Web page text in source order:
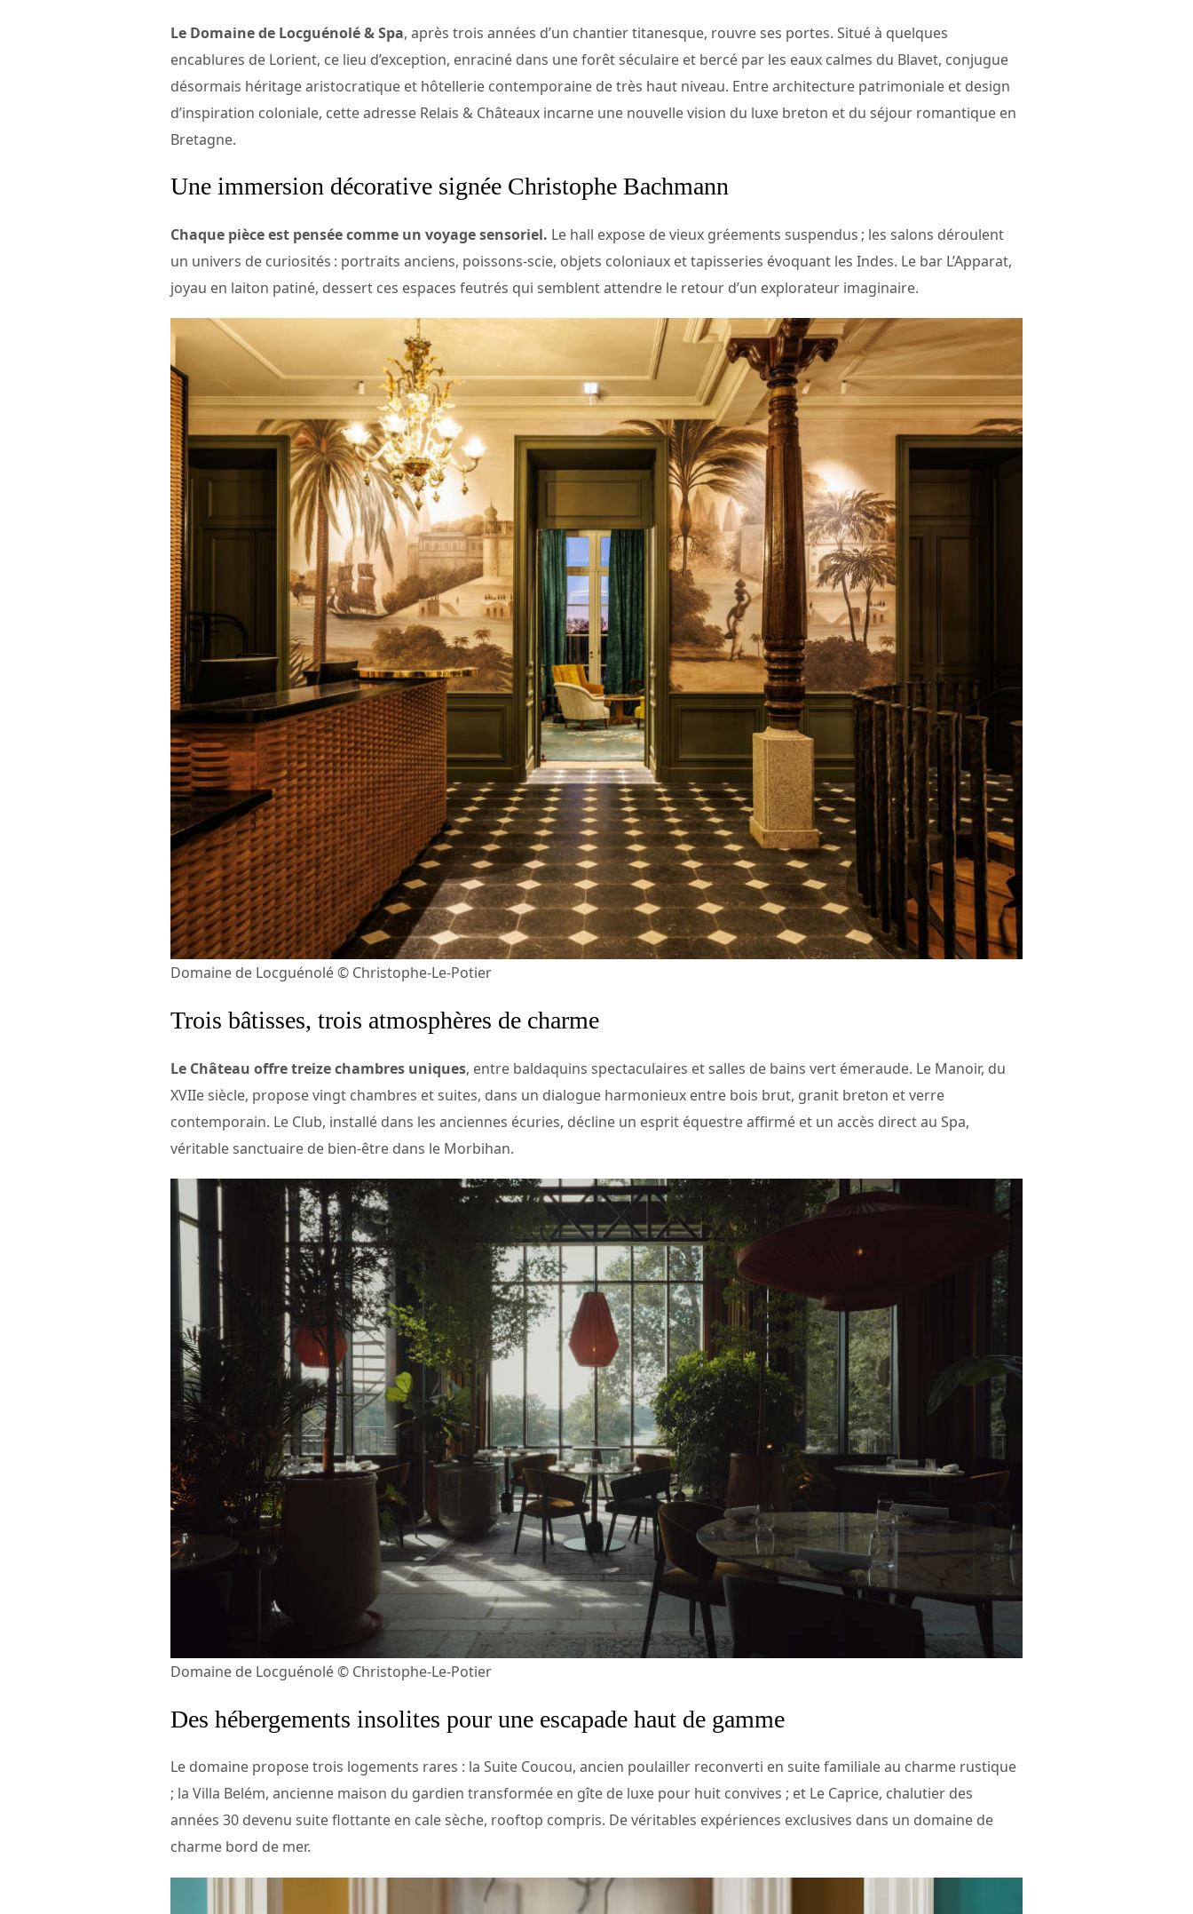
Le Domaine de Locguénolé & Spa, après trois années d’un chantier titanesque, rouvre ses portes. Situé à quelques
encablures de Lorient, ce lieu d’exception, enraciné dans une forêt séculaire et bercé par les eaux calmes du Blavet, conjugue
désormais héritage aristocratique et hôtellerie contemporaine de très haut niveau. Entre architecture patrimoniale et design
d’inspiration coloniale, cette adresse Relais & Châteaux incarne une nouvelle vision du luxe breton et du séjour romantique en
Bretagne.
Une immersion décorative signée Christophe Bachmann
Chaque pièce est pensée comme un voyage sensoriel. Le hall expose de vieux gréements suspendus ; les salons déroulent
un univers de curiosités : portraits anciens, poissons-scie, objets coloniaux et tapisseries évoquant les Indes. Le bar L’Apparat,
joyau en laiton patiné, dessert ces espaces feutrés qui semblent attendre le retour d’un explorateur imaginaire.
Domaine de Locguénolé © Christophe-Le-Potier
Trois bâtisses, trois atmosphères de charme
Le Château offre treize chambres uniques, entre baldaquins spectaculaires et salles de bains vert émeraude. Le Manoir, du
XVIIe siècle, propose vingt chambres et suites, dans un dialogue harmonieux entre bois brut, granit breton et verre
contemporain. Le Club, installé dans les anciennes écuries, décline un esprit équestre affirmé et un accès direct au Spa,
véritable sanctuaire de bien-être dans le Morbihan.
Domaine de Locguénolé © Christophe-Le-Potier
Des hébergements insolites pour une escapade haut de gamme
Le domaine propose trois logements rares : la Suite Coucou, ancien poulailler reconverti en suite familiale au charme rustique
; la Villa Belém, ancienne maison du gardien transformée en gîte de luxe pour huit convives ; et Le Caprice, chalutier des
années 30 devenu suite flottante en cale sèche, rooftop compris. De véritables expériences exclusives dans un domaine de
charme bord de mer.